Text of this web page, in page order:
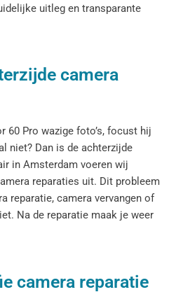
uitleg en transparante
camera
60 Pro wazige foto’s, focust hij
niet? Dan is de achterzijde
in Amsterdam voeren wij
reparaties uit. Dit probleem
reparatie, camera vervangen of
Na de reparatie maak je weer
camera reparatie